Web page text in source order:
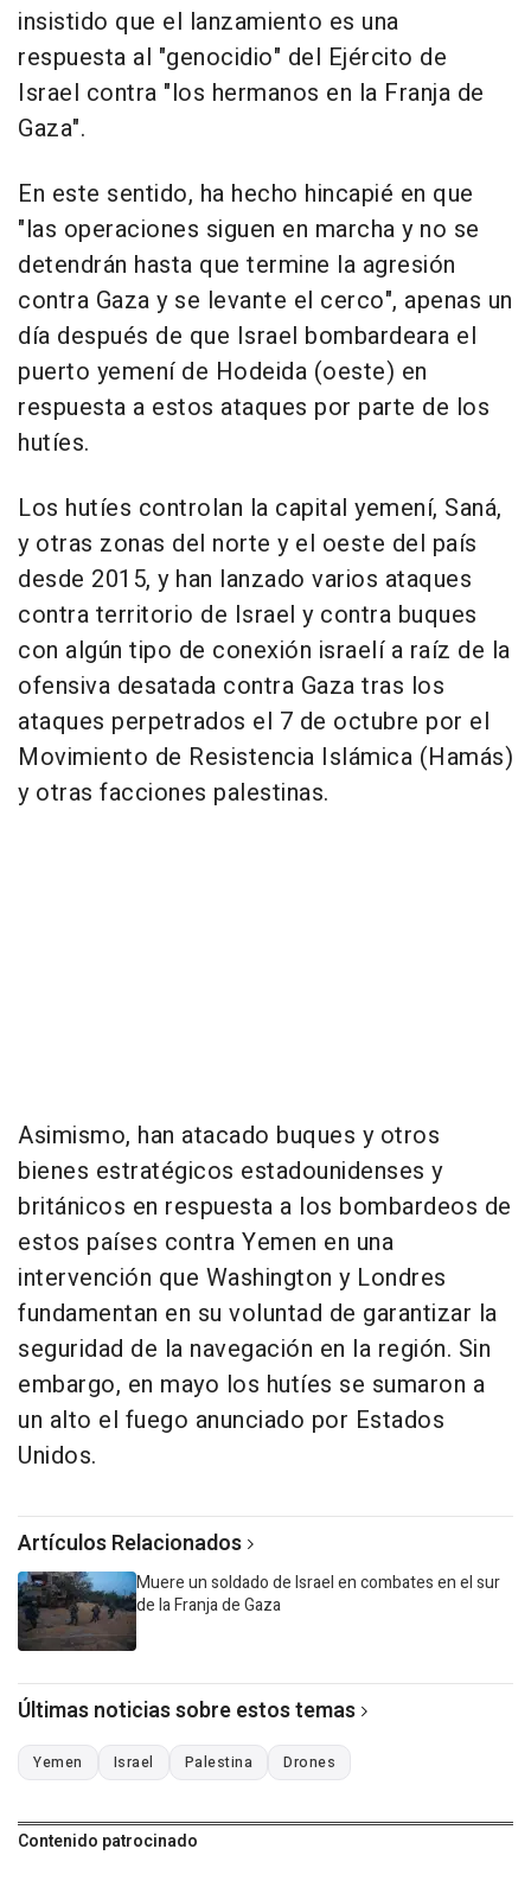
insistido que el lanzamiento es una
respuesta al "genocidio" del Ejército de
Israel contra "los hermanos en la Franja de
Gaza".
En este sentido, ha hecho hincapié en que
"las operaciones siguen en marcha y no se
detendrán hasta que termine la agresión
contra Gaza y se levante el cerco", apenas un
día después de que Israel bombardeara el
puerto yemení de Hodeida (oeste) en
respuesta a estos ataques por parte de los
hutíes.
Los hutíes controlan la capital yemení, Saná,
y otras zonas del norte y el oeste del país
desde 2015, y han lanzado varios ataques
contra territorio de Israel y contra buques
con algún tipo de conexión israelí a raíz de la
ofensiva desatada contra Gaza tras los
ataques perpetrados el 7 de octubre por el
Movimiento de Resistencia Islámica (Hamás)
y otras facciones palestinas.
Asimismo, han atacado buques y otros
bienes estratégicos estadounidenses y
británicos en respuesta a los bombardeos de
estos países contra Yemen en una
intervención que Washington y Londres
fundamentan en su voluntad de garantizar la
seguridad de la navegación en la región. Sin
embargo, en mayo los hutíes se sumaron a
un alto el fuego anunciado por Estados
Unidos.
Artículos Relacionados
Muere un soldado de Israel en combates en el sur
de la Franja de Gaza
Últimas noticias sobre estos temas
Yemen Israel Palestina Drones
Contenido patrocinado